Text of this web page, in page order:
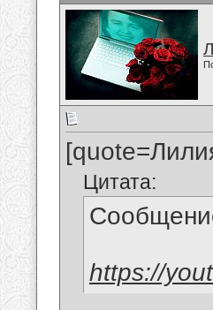
Цитата:
https://